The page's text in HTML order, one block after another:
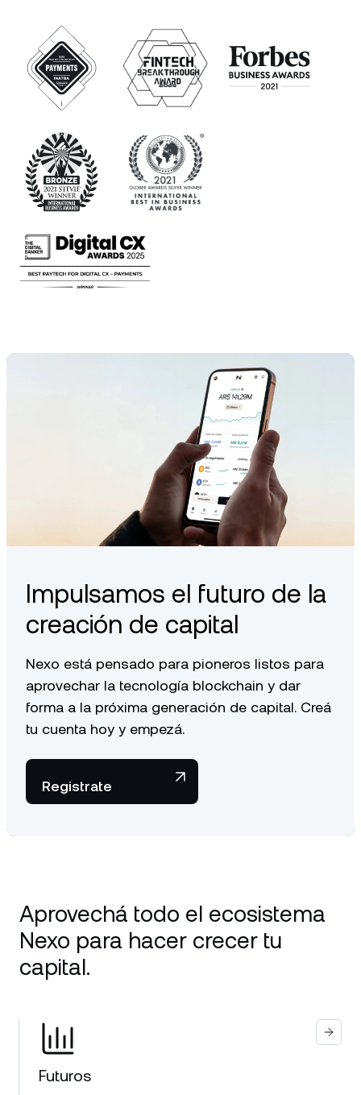
Impulsamos el futuro de la
creación de capital
Nexo está pensado para pioneros listos para
aprovechar la tecnología blockchain y dar
forma a la próxima generación de capital. Creá
tu cuenta hoy y empezá.
Registrate
Aprovechá todo el ecosistema
Nexo para hacer crecer tu
capital.
Futuros